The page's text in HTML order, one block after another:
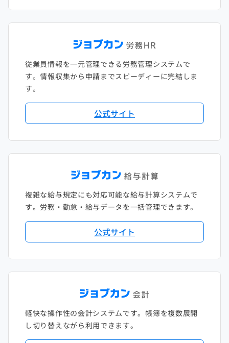
従業員情報を一元管理できる労務管理システムで
す。情報収集から申請までスピーディーに完結しま
す。
公式サイト
複雑な給与規定にも対応可能な給与計算システムで
す。労務・勤怠・給与データを一括管理できます。
公式サイト
軽快な操作性の会計システムです。帳簿を複数展開
し切り替えながら利用できます。